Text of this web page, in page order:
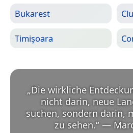
Bukarest
Timișoara
„Die wirkliche
nicht darin, neue
suchen, sondern darin,
zu sehen.“ —